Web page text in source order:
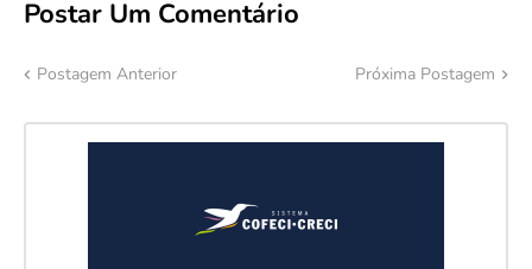
Postar Um Comentário
Postagem Anterior Próxima Postagem